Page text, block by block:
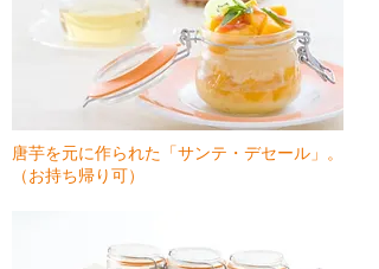
唐芋を元に作られた「サンテ・デセール」。
（お持ち帰り可）